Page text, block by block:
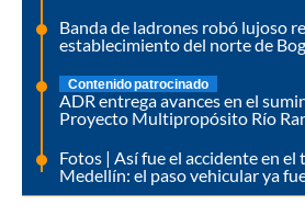
Banda de ladrones robó lujoso
establecimiento del norte de
Contenido patrocinado
ADR entrega avances en el
Proyecto Multipropósito Río
Fotos | Así fue el accidente en
Medellín: el paso vehicular ya